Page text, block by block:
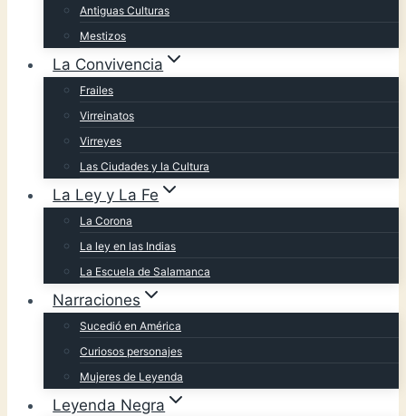
Antiguas Culturas
Mestizos
La Convivencia
Frailes
Virreinatos
Virreyes
Las Ciudades y la Cultura
La Ley y La Fe
La Corona
La ley en las Indias
La Escuela de Salamanca
Narraciones
Sucedió en América
Curiosos personajes
Mujeres de Leyenda
Leyenda Negra